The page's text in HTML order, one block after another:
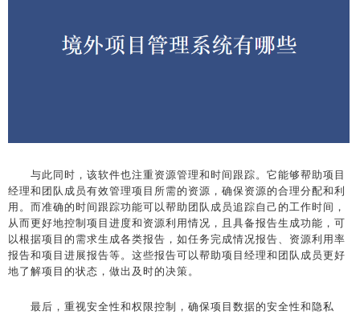
与此同时，该软件也注重资源管理和时间跟踪。它能够帮助项目
经理和团队成员有效管理项目所需的资源，确保资源的合理分配和利
用。而准确的时间跟踪功能可以帮助团队成员追踪自己的工作时间，
从而更好地控制项目进度和资源利用情况，且具备报告生成功能，可
以根据项目的需求生成各类报告，如任务完成情况报告、资源利用率
报告和项目进展报告等。这些报告可以帮助项目经理和团队成员更好
地了解项目的状态，做出及时的决策。
最后，重视安全性和权限控制，确保项目数据的安全性和隐私